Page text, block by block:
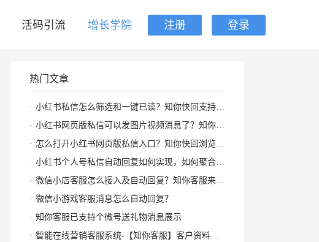
活码引流 增长学院 注册 登录
热门文章
小红书私信怎么筛选和一键已读？知你快回支持私聊群聊筛选、批量已读和图片视频回复
小红书网页版私信可以发图片视频消息了？知你快回插件支持多种形式图片发送和AI自动回复
怎么打开小红书网页版私信入口？知你快回浏览器插件帮你打开小红书私信AI回复及快捷回复
小红书个人号私信自动回复如何实现，如何聚合回复小红书私信及群消息？知你客服来解决
微信小店客服怎么接入及自动回复？知你客服来帮您
微信小游戏客服消息怎么自动回复？
知你客服已支持个微号送礼物消息展示
智能在线营销客服系统-【知你客服】客户资料已支持打开PC小程序